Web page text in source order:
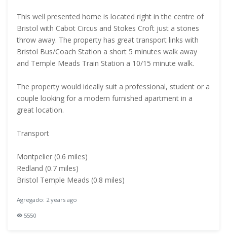
This well presented home is located right in the centre of
Bristol with Cabot Circus and Stokes Croft just a stones
throw away. The property has great transport links with
Bristol Bus/Coach Station a short 5 minutes walk away
and Temple Meads Train Station a 10/15 minute walk.
The property would ideally suit a professional, student or a
couple looking for a modern furnished apartment in a
great location.
Transport
Montpelier (0.6 miles)
Redland (0.7 miles)
Bristol Temple Meads (0.8 miles)
Agregado: 2 years ago
5550